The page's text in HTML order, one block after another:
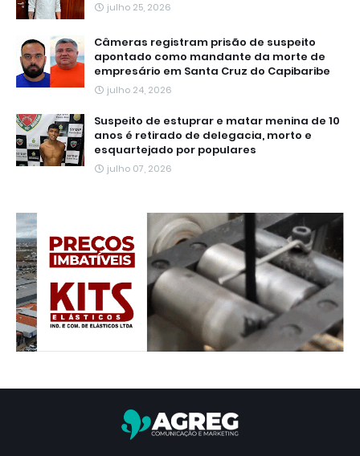
julho 25, 2026
Câmeras registram prisão de suspeito
apontado como mandante da morte de
empresário em Santa Cruz do Capibaribe
julho 24, 2026
Suspeito de estuprar e matar menina de 10
anos é retirado de delegacia, morto e
esquartejado por populares
julho 07, 2026